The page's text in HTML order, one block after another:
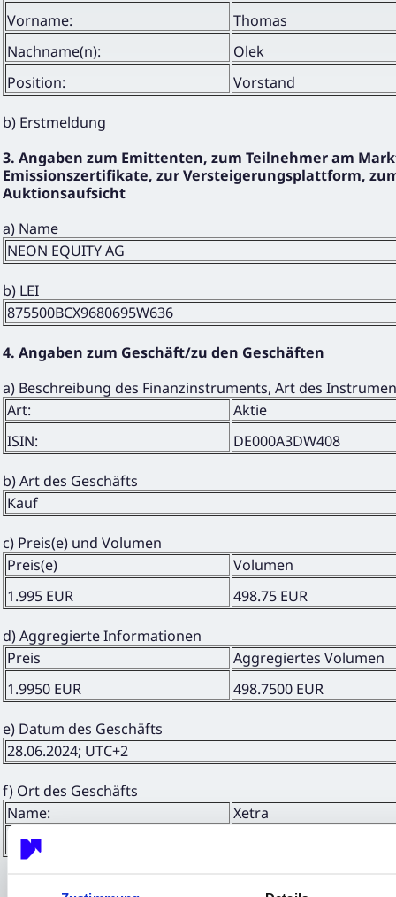
Vorname:
Thomas
Nachname(n):
Olek
Position:
Vorstand
b) Erstmeldung
3. Angaben zum Emittenten, zum Teilnehmer am
Emissionszertifikate, zur Versteigerungsplattform,
Auktionsaufsicht
a) Name
NEON EQUITY AG
b) LEI
875500BCX9680695W636
4. Angaben zum Geschäft/zu den Geschäften
a) Beschreibung des Finanzinstruments, Art des
Art:
Aktie
ISIN:
DE000A3DW408
b) Art des Geschäfts
Kauf
c) Preis(e) und Volumen
Preis(e)
Volumen
1.995 EUR
498.75 EUR
d) Aggregierte Informationen
Preis
Aggregiertes Volumen
1.9950 EUR
498.7500 EUR
e) Datum des Geschäfts
28.06.2024; UTC+2
f) Ort des Geschäfts
Name:
Xetra
MIC: